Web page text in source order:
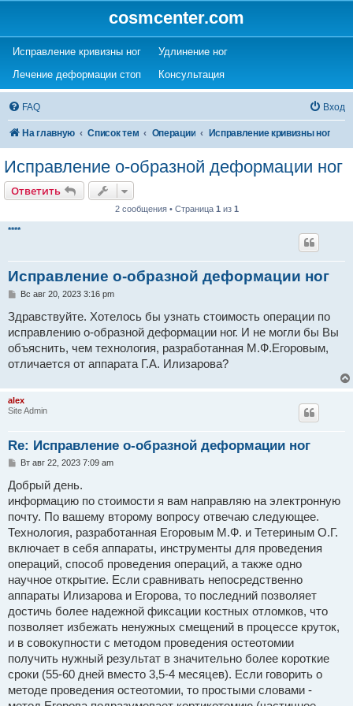
cosmcenter.com
Исправление кривизны ног(Opens a new tab)
Удлинение ног(Opens a new tab)
Лечение деформации стоп(Opens a new tab)
Консультация(Opens a new tab)
FAQ Вход
На главную Список тем Операции Исправление кривизны ног
Исправление о-образной деформации ног
Ответить
2 сообщения • Страница 1 из 1
****
Исправление о-образной деформации ног
С
о
б
щ
е
н
и
Вс авг 20, 2023 3:16 pm
Здравствуйте. Хотелось бы узнать стоимость операции по
исправлению о-образной деформации ног. И не могли бы Вы
объяснить, чем технология, разработанная М.Ф.Егоровым,
отличается от аппарата Г.А. Илизарова?
alex
Site Admin
Re: Исправление о-образной деформации ног
С
о
б
щ
е
н
и
Вт авг 22, 2023 7:09 am
Добрый день.
информацию по стоимости я вам направляю на электронную
почту. По вашему второму вопросу отвечаю следующее.
Технология, разработанная Егоровым М.Ф. и Тетериным О.Г.
включает в себя аппараты, инструменты для проведения
операций, способ проведения операций, а также одно
научное открытие. Если сравнивать непосредственно
аппараты Илизарова и Егорова, то последний позволяет
достичь более надежной фиксации костных отломков, что
позволяет избежать ненужных смещений в процессе круток,
и в cовокупности с методом проведения остеотомии
получить нужный результат в значительно более короткие
сроки (55-60 дней вместо 3,5-4 месяцев). Если говорить о
методе проведения остеотомии, то простыми словами -